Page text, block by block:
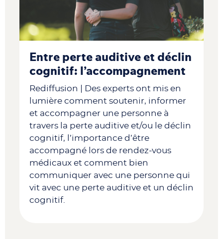
Entre perte auditive et déclin
cognitif: l’accompagnement
Rediffusion | Des experts ont mis en
lumière comment soutenir, informer
et accompagner une personne à
travers la perte auditive et/ou le déclin
cognitif, l’importance d’être
accompagné lors de rendez-vous
médicaux et comment bien
communiquer avec une personne qui
vit avec une perte auditive et un déclin
cognitif.